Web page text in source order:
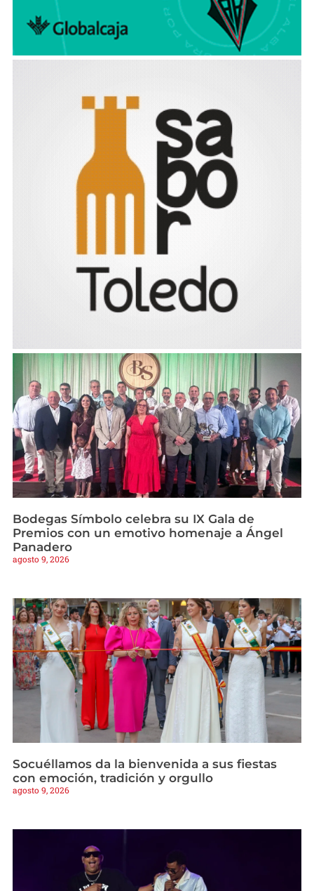
Bodegas Símbolo celebra su IX Gala de
Premios con un emotivo homenaje a Ángel
Panadero
agosto 9, 2026
Socuéllamos da la bienvenida a sus fiestas
con emoción, tradición y orgullo
agosto 9, 2026